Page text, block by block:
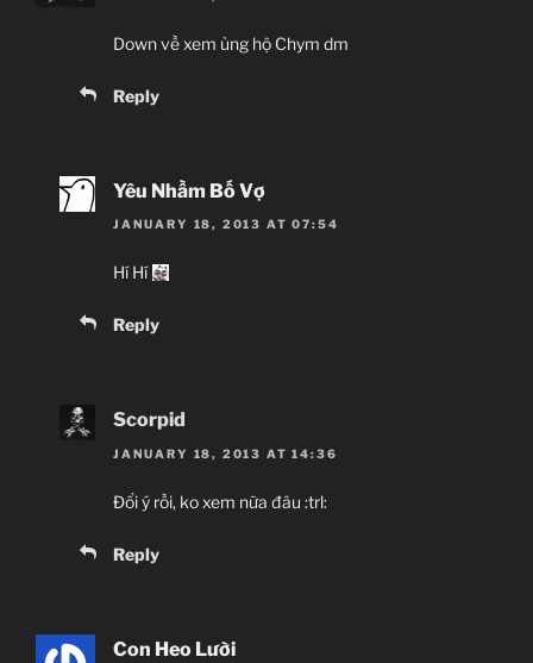
Down về xem ủng hộ Chym dm
Reply
Yêu Nhầm Bố Vợ
JANUARY 18, 2013 AT 07:54
Hí Hí
Reply
Scorpid
JANUARY 18, 2013 AT 14:36
Đổi ý rồi, ko xem nữa đâu :trl:
Reply
Con Heo Lười